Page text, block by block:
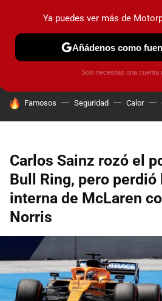
PRUEBAS COCHES ELÉCTRICOS
HOY SE HABLA DE
Famosos Seguridad Calor
Carlos Sainz rozó el
Bull Ring, pero perdió
interna de McLaren
Norris
Ya puedes ver más de
Añádenos como
Solo necesitas una cuenta